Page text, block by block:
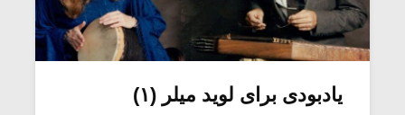
یادبودی برای لوید میلر (۱)